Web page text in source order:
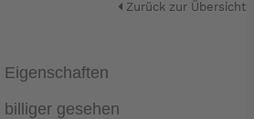
Zurück zur Übersicht
Eigenschaften
billiger gesehen